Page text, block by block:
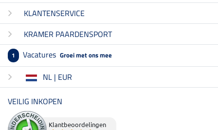
KLANTENSERVICE
KRAMER PAARDENSPORT
1 Vacatures Groei met ons mee
NL | EUR
VEILIG INKOPEN
Klantbeoordelingen